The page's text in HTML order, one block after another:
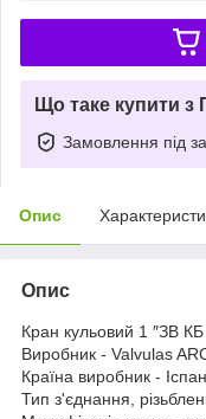
Що таке купити з
Замовлення під
Опис
Опис
Кран кульовий 1 ″ЗВ
Виробник - Valvulas
Країна виробник -
Тип з'єднання,